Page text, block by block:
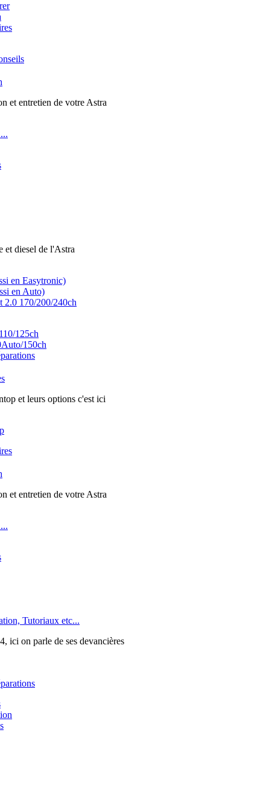
et entretien de votre Astra
et diesel de l'Astra
en Easytronic)
en Auto)
2.0 170/200/240ch
125ch
150ch
et leurs options c'est ici
et entretien de votre Astra
Tutoriaux etc...
ici on parle de ses devancières